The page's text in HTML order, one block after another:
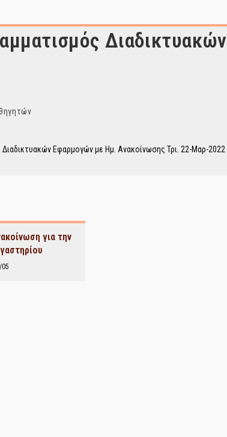
Διαδικτυακών
Εφαρμογών με Ημ. Ανακοίνωσης Τρι. 22-Μαρ-2022
για την